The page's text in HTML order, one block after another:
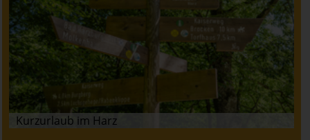
Kurzurlaub im Harz